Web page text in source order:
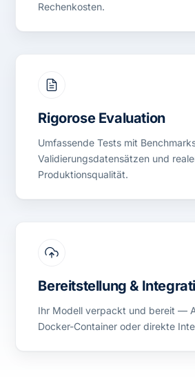
Rechenkosten.
Rigorose Evaluation
Umfassende Tests mit
Validierungsdatensätzen und
Produktionsqualität.
Bereitstellung &
Ihr Modell verpackt und bereit —
Docker-Container oder direkte